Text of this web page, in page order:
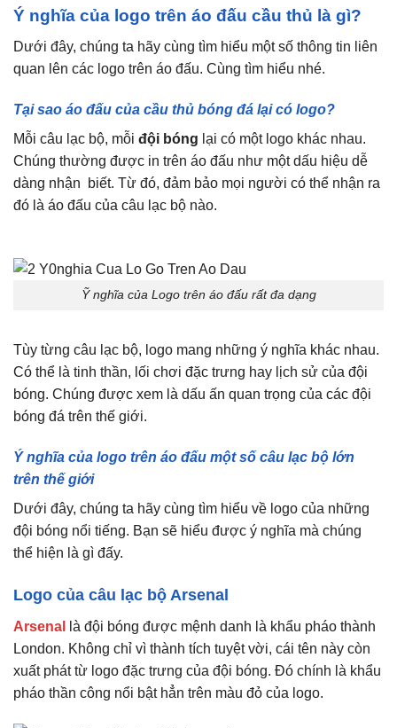
Ý nghĩa của logo trên áo đấu cầu thủ là gì?
Dưới đây, chúng ta hãy cùng tìm hiểu một số thông tin liên
quan lên các logo trên áo đấu. Cùng tìm hiểu nhé.
Tại sao áo đấu của cầu thủ bóng đá lại có logo?
Mỗi câu lạc bộ, mỗi đội bóng lại có một logo khác nhau.
Chúng thường được in trên áo đấu như một dấu hiệu dễ
dàng nhận biết. Từ đó, đảm bảo mọi người có thể nhận ra
đó là áo đấu của câu lạc bộ nào.
Ỹ nghĩa của Logo trên áo đấu rất đa dạng
Tùy từng câu lạc bộ, logo mang những ý nghĩa khác nhau.
Có thể là tinh thần, lối chơi đặc trưng hay lịch sử của đội
bóng. Chúng được xem là dấu ấn quan trọng của các đội
bóng đá trên thế giới.
Ý nghĩa của logo trên áo đấu một số câu lạc bộ lớn
trên thế giới
Dưới đây, chúng ta hãy cùng tìm hiểu về logo của những
đội bóng nổi tiếng. Bạn sẽ hiểu được ý nghĩa mà chúng
thể hiện là gì đấy.
Logo của câu lạc bộ Arsenal
Arsenal
là đội bóng được mệnh danh là khẩu pháo thành
London. Không chỉ vì thành tích tuyệt vời, cái tên này còn
xuất phát từ logo đặc trưng của đội bóng. Đó chính là khẩu
pháo thần công nổi bật hẳn trên màu đỏ của logo.